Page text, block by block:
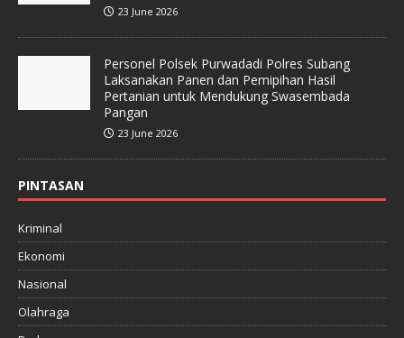
23 June 2026
Personel Polsek Purwadadi Polres Subang
Laksanakan Panen dan Pemipihan Hasil
Pertanian untuk Mendukung Swasembada
Pangan
23 June 2026
PINTASAN
Kriminal
Ekonomi
Nasional
Olahraga